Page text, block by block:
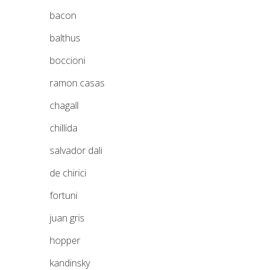
bacon
balthus
boccioni
ramon casas
chagall
chillida
salvador dali
de chirici
fortuni
juan gris
hopper
kandinsky